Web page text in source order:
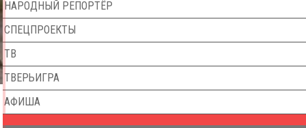
НАРОДНЫЙ РЕПОРТЁР
СПЕЦПРОЕКТЫ
ТВ
ТВЕРЬИГРА
АФИША